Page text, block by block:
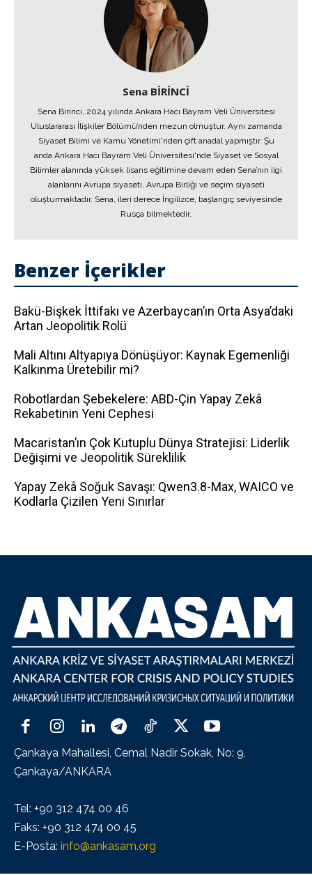
Sena BİRİNCİ
Sena Birinci, 2024 yılında Ankara Hacı Bayram Veli Üniversitesi
Uluslararası İlişkiler Bölümü’nden mezun olmuştur. Aynı zamanda
Siyaset Bilimi ve Kamu Yönetimi'nden çift anadal yapmıştır. Şu
anda Ankara Hacı Bayram Veli Üniversitesi'nde Siyaset ve Sosyal
Bilimler alanında yüksek lisans eğitimine devam eden Sena’nın ilgi
alanlarını Avrupa siyaseti, Avrupa Birliği ve seçim siyaseti
oluşturmaktadır. Sena, ileri derece İngilizce, başlangıç seviyesinde
Rusça bilmektedir.
Benzer İçerikler
Bakü-Bişkek İttifakı ve Azerbaycan’ın Orta Asya’daki
Artan Jeopolitik Rolü
Mali Altını Altyapıya Dönüşüyor: Kaynak Egemenliği
Kalkınma Üretebilir mi?
Robotlardan Şebekelere: ABD-Çin Yapay Zekâ
Rekabetinin Yeni Cephesi
Macaristan’ın Çok Kutuplu Dünya Stratejisi: Liderlik
Değişimi ve Jeopolitik Süreklilik
Yapay Zekâ Soğuk Savaşı: Qwen3.8-Max, WAICO ve
Kodlarla Çizilen Yeni Sınırlar
Çankaya Mahallesi, Cemal Nadir Sokak, No: 9,
Çankaya/ANKARA
Tel: +90 312 474 00 46
Faks: +90 312 474 00 45
E-Posta: info@ankasam.org